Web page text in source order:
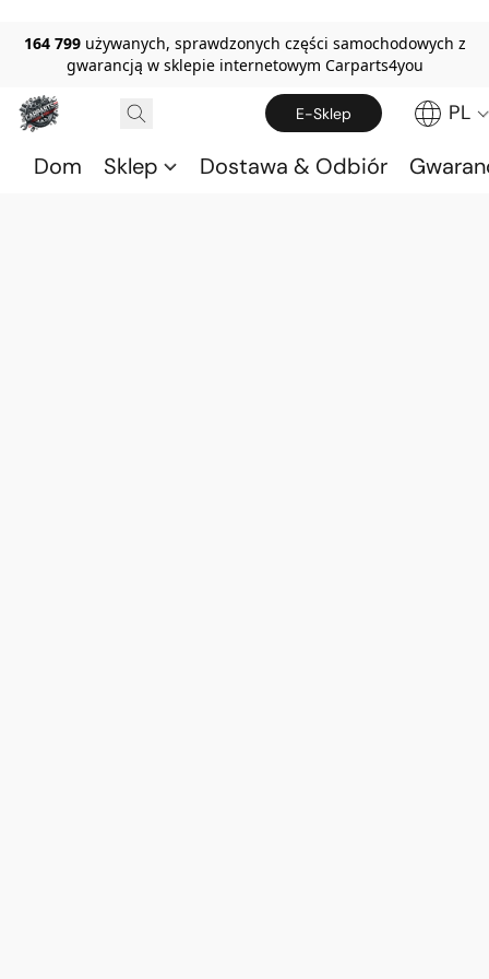
164 799 używanych, sprawdzonych części samochodowych z
gwarancją w sklepie internetowym Carparts4you
E-Sklep PL
Dom Sklep Dostawa & Odbiór